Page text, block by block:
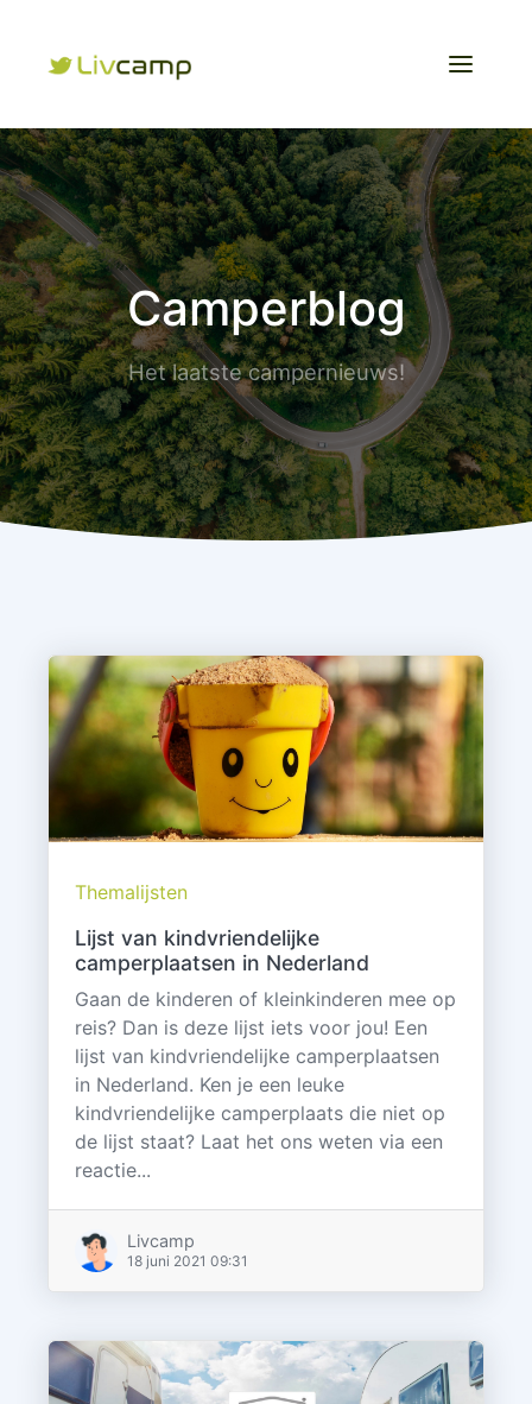
Camperblog
Het laatste campernieuws!
Themalijsten
Lijst van kindvriendelijke
camperplaatsen in Nederland
Gaan de kinderen of kleinkinderen mee op
reis? Dan is deze lijst iets voor jou! Een
lijst van kindvriendelijke camperplaatsen
in Nederland. Ken je een leuke
kindvriendelijke camperplaats die niet op
de lijst staat? Laat het ons weten via een
reactie...
Livcamp
18 juni 2021 09:31